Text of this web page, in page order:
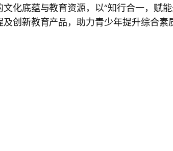
化底蕴与教育资源，以“知行合一，赋
创新教育产品，助力青少年提升综合素